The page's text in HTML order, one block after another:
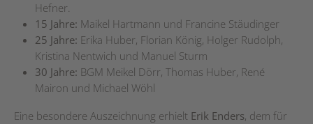
Hefner.
15 Jahre: Maikel Hartmann und Francine Stäudinger
25 Jahre: Erika Huber, Florian König, Holger Rudolph,
Kristina Nentwich und Manuel Sturm
30 Jahre: BGM Meikel Dörr, Thomas Huber, René
Mairon und Michael Wöhl
Eine besondere Auszeichnung erhielt Erik Enders, dem für